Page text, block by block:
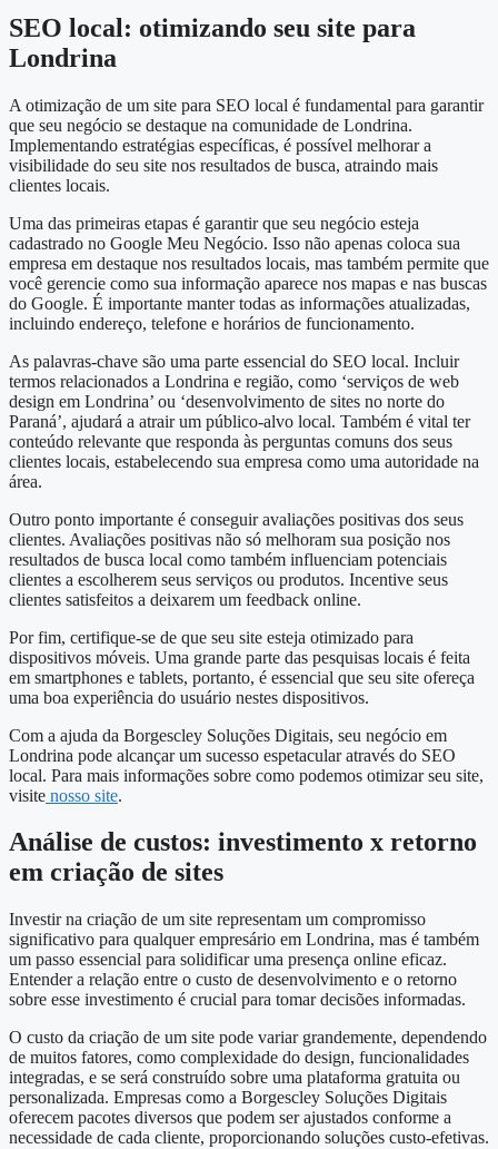
SEO local: otimizando seu site para
Londrina
A otimização de um site para SEO local é fundamental para garantir
que seu negócio se destaque na comunidade de Londrina.
Implementando estratégias específicas, é possível melhorar a
visibilidade do seu site nos resultados de busca, atraindo mais
clientes locais.
Uma das primeiras etapas é garantir que seu negócio esteja
cadastrado no Google Meu Negócio. Isso não apenas coloca sua
empresa em destaque nos resultados locais, mas também permite que
você gerencie como sua informação aparece nos mapas e nas buscas
do Google. É importante manter todas as informações atualizadas,
incluindo endereço, telefone e horários de funcionamento.
As palavras-chave são uma parte essencial do SEO local. Incluir
termos relacionados a Londrina e região, como ‘serviços de web
design em Londrina’ ou ‘desenvolvimento de sites no norte do
Paraná’, ajudará a atrair um público-alvo local. Também é vital ter
conteúdo relevante que responda às perguntas comuns dos seus
clientes locais, estabelecendo sua empresa como uma autoridade na
área.
Outro ponto importante é conseguir avaliações positivas dos seus
clientes. Avaliações positivas não só melhoram sua posição nos
resultados de busca local como também influenciam potenciais
clientes a escolherem seus serviços ou produtos. Incentive seus
clientes satisfeitos a deixarem um feedback online.
Por fim, certifique-se de que seu site esteja otimizado para
dispositivos móveis. Uma grande parte das pesquisas locais é feita
em smartphones e tablets, portanto, é essencial que seu site ofereça
uma boa experiência do usuário nestes dispositivos.
Com a ajuda da Borgescley Soluções Digitais, seu negócio em
Londrina pode alcançar um sucesso espetacular através do SEO
local. Para mais informações sobre como podemos otimizar seu site,
visite nosso site.
Análise de custos: investimento x retorno
em criação de sites
Investir na criação de um site representam um compromisso
significativo para qualquer empresário em Londrina, mas é também
um passo essencial para solidificar uma presença online eficaz.
Entender a relação entre o custo de desenvolvimento e o retorno
sobre esse investimento é crucial para tomar decisões informadas.
O custo da criação de um site pode variar grandemente, dependendo
de muitos fatores, como complexidade do design, funcionalidades
integradas, e se será construído sobre uma plataforma gratuita ou
personalizada. Empresas como a Borgescley Soluções Digitais
oferecem pacotes diversos que podem ser ajustados conforme a
necessidade de cada cliente, proporcionando soluções custo-efetivas.